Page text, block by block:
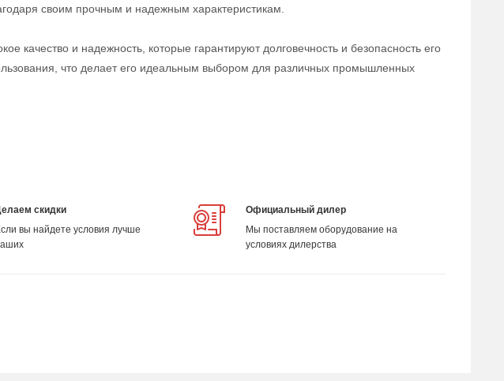
своим прочным и надежным характеристикам.
качество и надежность, которые гарантируют долговечность и безопасность его
что делает его идеальным выбором для различных промышленных
скидки
вы найдете условия лучше
Официальный дилер
Мы поставляем оборудование на
условиях дилерства